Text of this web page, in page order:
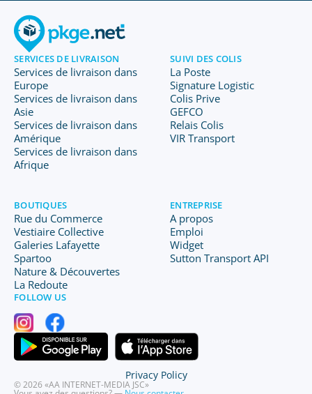
SERVICES DE LIVRAISON
Services de livraison dans
Europe
Services de livraison dans
Asie
Services de livraison dans
Amérique
Services de livraison dans
Afrique
SUIVI DES COLIS
La Poste
Signature Logistic
Colis Prive
GEFCO
Relais Colis
VIR Transport
BOUTIQUES
Rue du Commerce
Vestiaire Collective
Galeries Lafayette
Spartoo
Nature & Découvertes
La Redoute
ENTREPRISE
A propos
Emploi
Widget
Sutton Transport API
FOLLOW US
© 2026 «AA INTERNET-MEDIA JSC»
Privacy Policy